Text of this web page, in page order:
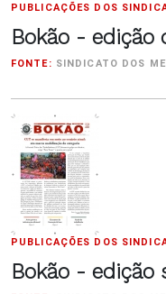
PUBLICAÇÕES DOS
Bokão - edição
FONTE: SINDICATO DOS
PUBLICAÇÕES DOS
Bokão - edição